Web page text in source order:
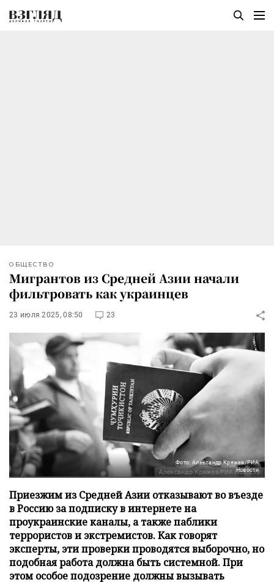
ОБЩЕСТВО
Мигрантов из Средней Азии начали
фильтровать как украинцев
23 июля 2025, 08:50 23
Фото: Александр Кряжев/РИА
Новости
Приезжим из Средней Азии отказывают во въезде
в Россию за подписку в интернете на
проукраинские каналы, а также паблики
террористов и экстремистов. Как говорят
эксперты, эти проверки проводятся выборочно, но
подобная работа должна быть системной. При
этом особое подозрение должны вызывать